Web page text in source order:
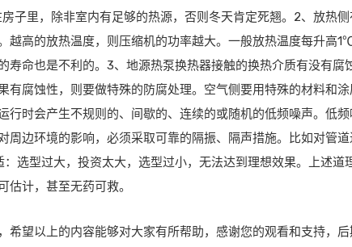
子里，除非室内有足够的热源，否则冬天肯定死翘。2、放热
越高的放热温度，则压缩机的功率越大。一般放热温度每升高
寿命也是不利的。3、地源热泵换热器接触的换热介质有没有腐
有腐蚀性，则要做特殊的防腐处理。空气侧要用特殊的材料和涂
行时会产生不规则的、间歇的、连续的或随机的低频噪声。低
周边环境的影响，必须采取可靠的隔振、隔声措施。比如对管
选型过大，投资太大，选型过小，无法达到理想效果。上述道
估计，甚至无药可救。
希望以上的内容能够对大家有所帮助，感谢您的观看和支持，